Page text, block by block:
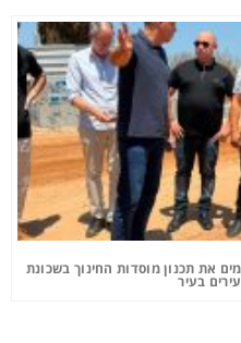
את תכנון מוסדות החינוך בשכונת
בעיר